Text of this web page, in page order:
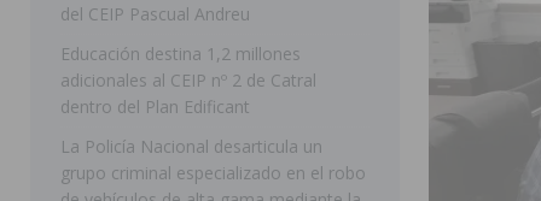
FEGADO 2026 cierra con un balance
[ 07/08/2026 ]
Los Montesinos refuerza su apoyo a
del CEIP Pascual Andreu
Educación destina 1,2 millones
adicionales al CEIP nº 2 de Catral
dentro del Plan Edificant
La Policía Nacional desarticula un
grupo criminal especializado en el robo